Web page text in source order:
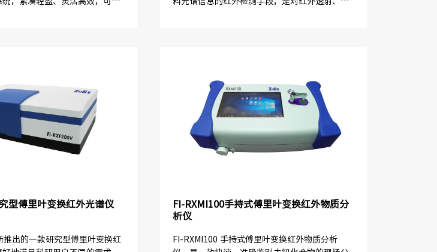
型傅里叶变换红外光谱仪
推出的一款研究型傅里叶变换红
FI-RXMI100手持式傅里叶变换红外物质分
析仪
FI-RXMI100 手持式傅里叶变换红外物质分析